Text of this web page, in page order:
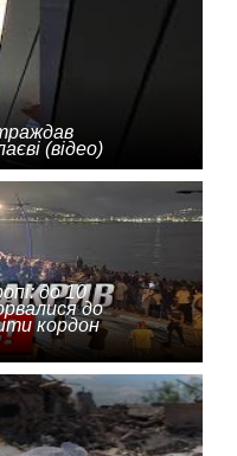
(відео)
до 10
до
кордон